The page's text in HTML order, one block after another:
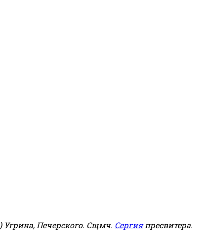
) Угрина, Печерского. Сщмч. Сергияпресвитера.